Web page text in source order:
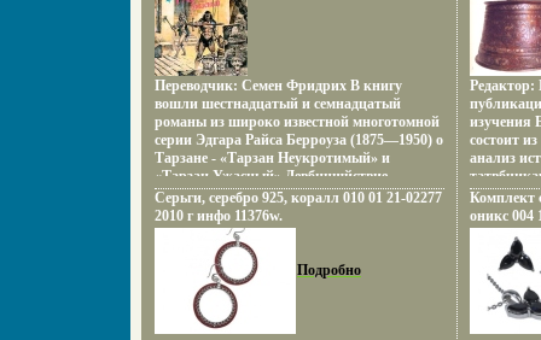
(~130х205 мм) инфо 13870w.
Переводчик: Семен Фридрих В книгу
вошли шестнадцатый и семнадцатый
романы из широко известной многотомной
серии Эдгара Райса Берроуза (1875—1950) о
Тарзане - «Тарзан Неукротимый» и
«Тарзан Ужасный» Девбццшйствие
романов разворачивается в джунглях и
пустынях Восточной Африки осенью 1914
года во время германской оккупации
английских колоний Тарзан — сын
британского лорда, брошенного вместе с
женой на западном побережье Африки
Родители умерли (были убиты обезьянами),
ковнйхмгда мальчик был совсем
Серьги, серебро 925, коралл 010 01 21-02277
2010 г инфо 11376w.
Подробно
крепкие
столовые
поставки
торговые
питьевые
поставки
Водка
белые
Редактор:
изучения
состоит
анализ
уровень
в
Для
Комплект
оникс 004
11596w.